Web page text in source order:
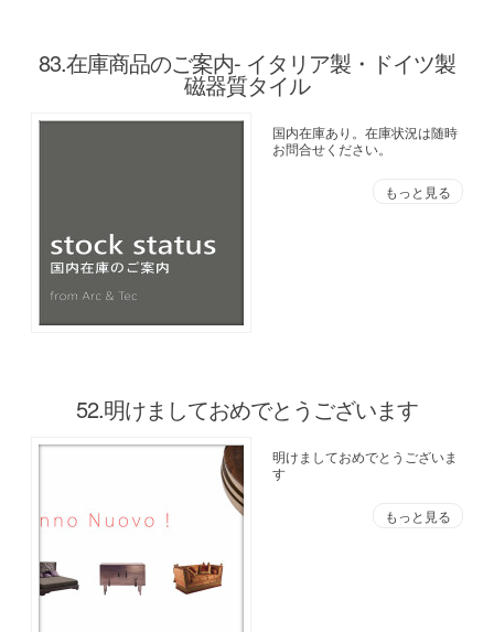
83.在庫商品のご案内- イタリア製・ドイツ製
磁器質タイル
国内在庫あり。在庫状況は随時
お問合せください。
もっと見る
52.明けましておめでとうございます
明けましておめでとうございま
す
もっと見る